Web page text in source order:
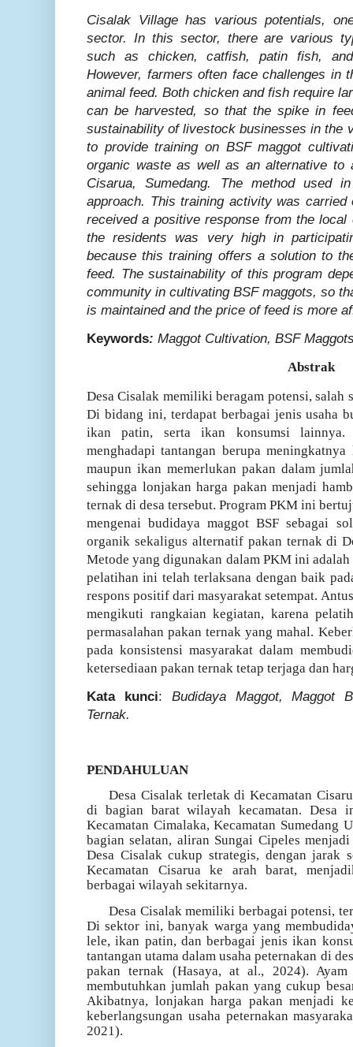
Cisalak Village has various potentials,
sector. In this sector, there are various
such as chicken, catfish, patin fish,
However, farmers often face challenges in
animal feed. Both chicken and fish require
can be harvested, so that the spike in
sustainability of livestock businesses in the
to provide training on BSF maggot
organic waste as well as an alternative to
Cisarua, Sumedang. The method used
approach. This training activity was
received a positive response from the local
the residents was very high in
because this training offers a solution to
feed. The sustainability of this program
community in cultivating BSF maggots, so
is maintained and the price of feed is more
Keywords: Maggot Cultivation, BSF
Abstrak
Desa Cisalak memiliki beragam potensi, salah
Di bidang ini, terdapat berbagai jenis usaha
ikan patin, serta ikan konsumsi lainnya.
menghadapi tantangan berupa
maupun ikan memerlukan pakan dalam
sehingga lonjakan harga pakan menjadi
ternak di desa tersebut. Program PKM ini
mengenai budidaya maggot BSF sebagai
organik sekaligus alternatif pakan ternak di
Metode yang digunakan dalam PKM ini
pelatihan ini telah terlaksana dengan baik
respons positif dari masyarakat setempat.
mengikuti rangkaian kegiatan, karena
permasalahan pakan ternak yang mahal.
pada konsistensi masyarakat dalam
ketersediaan pakan ternak tetap terjaga dan
Kata kunci: Budidaya Maggot, Maggot
Ternak.
PENDAHULUAN
Desa Cisalak terletak di Kecamatan
di bagian barat wilayah kecamatan. Desa
Kecamatan Cimalaka, Kecamatan Sumedang
bagian selatan, aliran Sungai Cipeles
Desa Cisalak cukup strategis, dengan jarak
Kecamatan Cisarua ke arah barat,
berbagai wilayah sekitarnya.
Desa Cisalak memiliki berbagai potensi,
Di sektor ini, banyak warga yang
lele, ikan patin, dan berbagai jenis ikan
tantangan utama dalam usaha peternakan di
pakan ternak (Hasaya, at al., 2024).
membutuhkan jumlah pakan yang cukup
Akibatnya, lonjakan harga pakan menjadi
keberlangsungan usaha peternakan
2021).